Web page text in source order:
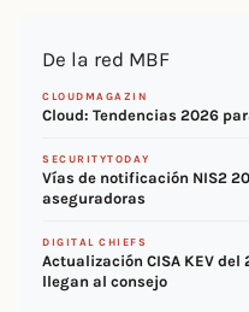
De la red MBF
CLOUDMAGAZIN
Cloud: Tendencias 2026
SECURITYTODAY
Vías de notificación NIS2
aseguradoras
DIGITAL CHIEFS
Actualización CISA KEV
llegan al consejo